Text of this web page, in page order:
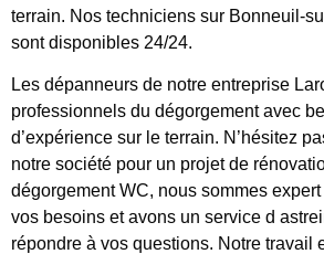
terrain. Nos techniciens sur Bonneuil-
sont disponibles 24/24.
Les dépanneurs de notre entreprise
professionnels du dégorgement avec
d’expérience sur le terrain. N’hésitez
notre société pour un projet de
dégorgement WC, nous sommes
vos besoins et avons un service d
répondre à vos questions. Notre travail